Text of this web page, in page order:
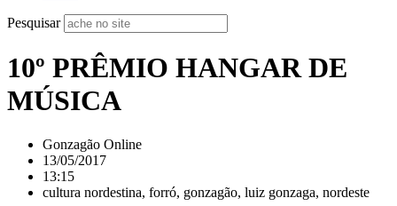
Pesquisar
10º PRÊMIO HANGAR DE
MÚSICA
Gonzagão Online
13/05/2017
13:15
cultura nordestina, forró, gonzagão, luiz gonzaga, nordeste